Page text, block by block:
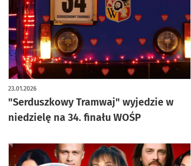
"Serduszkowy Tramwaj" wyjedzie w
niedzielę na 34. finału WOŚP
23.01.2026